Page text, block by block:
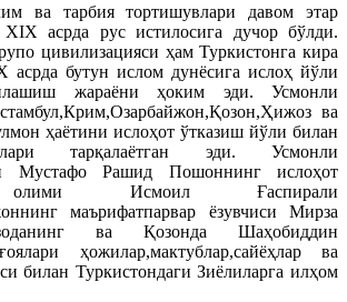
ва тарбия тортишувлари давом этар
XIX асрда рус истилосига дучор бўлди.
цивилизацияси ҳам Туркистонга кира
асрда бутун ислом дунёсига ислоҳ йўли
жараёни ҳоким эди. Усмонли
ва
ҳаётини ислоҳот ўтказиш йўли билан
тарқалаётган эди. Усмонли
Мустафо Рашид Пошоннинг ислоҳот
олими Исмоил Ғаспирали
маърифатпарвар ёзувчиси Мирза
ва Қозонда Шаҳобиддин
ҳожилар,мактублар,сайёҳлар ва
билан Туркистондаги Зиёлиларга илҳом